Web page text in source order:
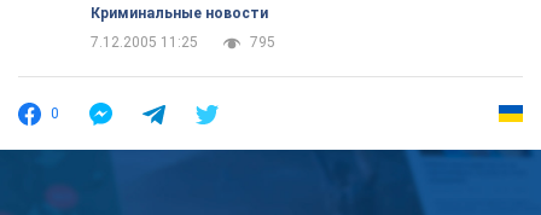
Криминальные новости
7.12.2005 11:25
795
0